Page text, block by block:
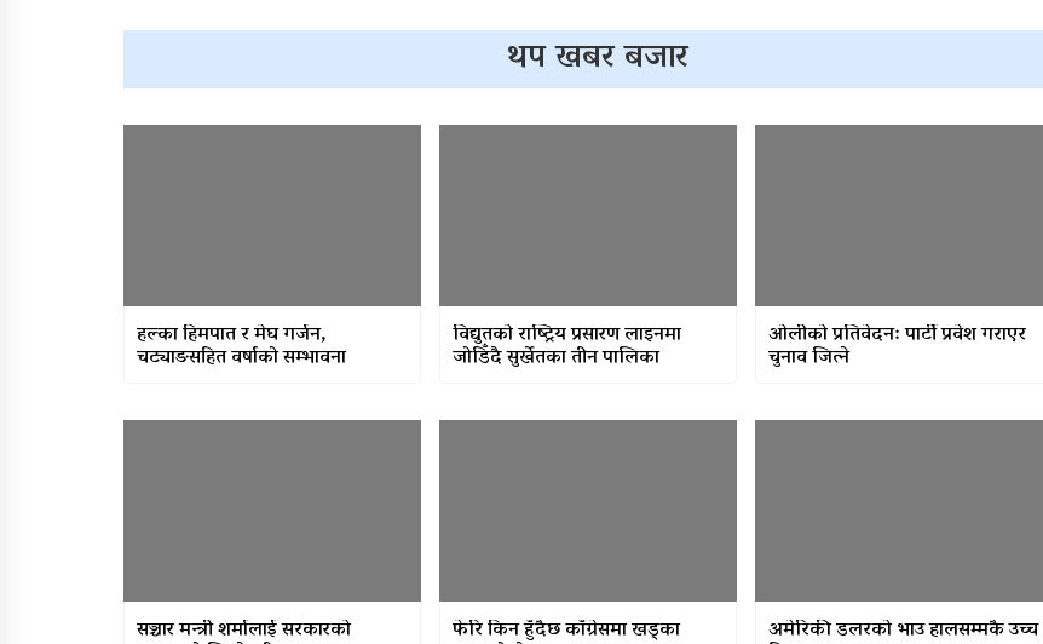
थप खबर बजार
हल्का हिमपात र मेघ गर्जन,
चट्याङसहित वर्षाको सम्भावना
विद्युतको राष्ट्रिय प्रसारण लाइनमा
जोडिँदै सुर्खेतका तीन पालिका
ओलीको प्रतिवेदन: पार्टी प्रवेश गराएर
चुनाव जित्ने
सञ्चार मन्त्री शर्मालाई सरकारको फेरि किन हुँदैछ काँग्रेसमा खड्का अमेरिकी डलरको भाउ हालसम्मकै उच्च